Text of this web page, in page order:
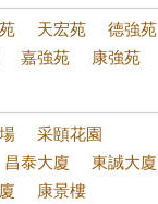
天宏苑
德強苑
嘉強苑 康強苑
采頤花園
昌泰大廈
東誠大廈
康景樓